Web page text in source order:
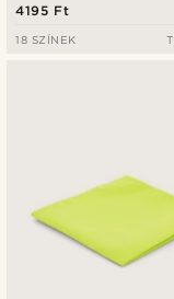
4195 Ft
18 SZÍNEK